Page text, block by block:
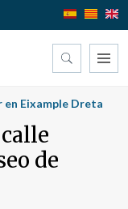
en Eixample Dreta
de